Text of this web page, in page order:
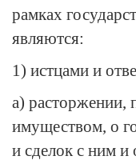
рамках
являются:
1) истцами и
а) расторжении,
имуществом, о
и сделок с ним и